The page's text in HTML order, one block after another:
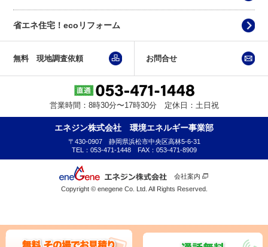
省エネ住宅！ecoリフォーム
無料 現地調査依頼 お問合せ
営業時間：8時30分〜17時30分 定休日：土日祝
エネジン株式会社 環境エネルギー事業部
〒430-0907 静岡県浜松市中央区高林5-6-31
TEL：053-471-1448 FAX：053-471-8909
会社案内
Copyright © enegene Co. Ltd. All Rights Reserved.